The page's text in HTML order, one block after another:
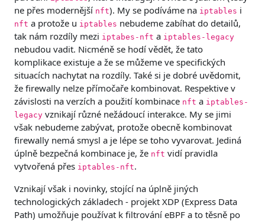
ne přes modernější nft). My se podíváme na iptables i
nft a protože u iptables nebudeme zabíhat do detailů,
tak nám rozdíly mezi iptabes-nft a iptables-legacy
nebudou vadit. Nicméně se hodí vědět, že tato
komplikace existuje a že se můžeme ve specifických
situacích nachytat na rozdíly. Také si je dobré uvědomit,
že firewally nelze přímočaře kombinovat. Respektive v
závislosti na verzích a použití kombinace nft a iptables-
legacy vznikají různé nežádoucí interakce. My se jimi
však nebudeme zabývat, protože obecně kombinovat
firewally nemá smysl a je lépe se toho vyvarovat. Jediná
úplně bezpečná kombinace je, že nft vidí pravidla
vytvořená přes iptables-nft.
Vznikají však i novinky, stojící na úplně jiných
technologických základech - projekt XDP (Express Data
Path) umožňuje používat k filtrování eBPF a to těsně po